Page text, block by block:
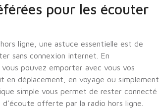
pour les écouter
ligne, une astuce essentielle est de
sans connexion internet. En
pouvez emporter avec vous vos
déplacement, en voyage ou simplement
simple vous permet de rester connecté
offerte par la radio hors ligne.